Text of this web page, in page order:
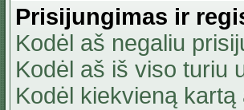
Prisijungimas ir
Kodėl aš negaliu
Kodėl aš iš viso turiu
Kodėl kiekvieną